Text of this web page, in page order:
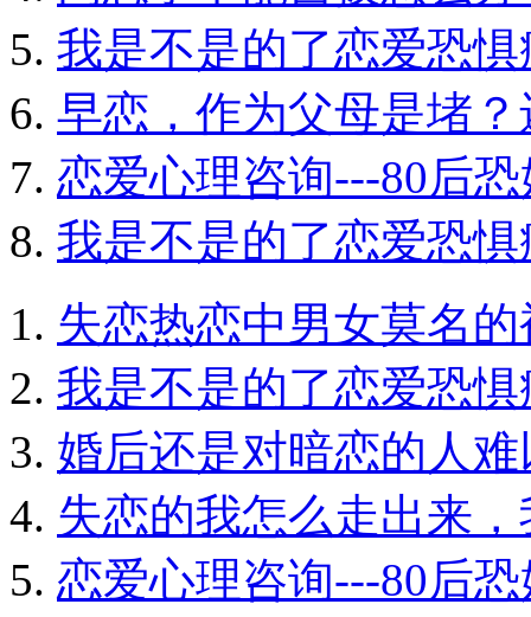
我是不是的了恋爱恐惧
早恋，作为父母是堵
恋爱心理咨询---80后
我是不是的了恋爱恐惧
失恋热恋中男女莫名
我是不是的了恋爱恐惧
婚后还是对暗恋的人
失恋的我怎么走出来
恋爱心理咨询---80后